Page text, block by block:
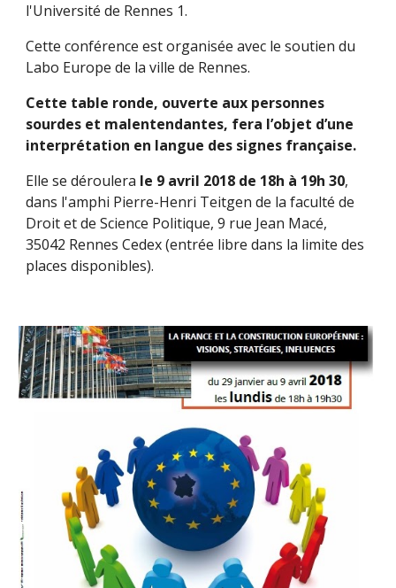
l'Université de Rennes 1.
Cette conférence est organisée avec le soutien du
Labo Europe de la ville de Rennes.
Cette table ronde, ouverte aux personnes
sourdes et malentendantes, fera l’objet d’une
interprétation en langue des signes française.
Elle se déroulera le 9 avril 2018 de 18h à 19h 30,
dans l'amphi Pierre-Henri Teitgen de la faculté de
Droit et de Science Politique, 9 rue Jean Macé,
35042 Rennes Cedex (entrée libre dans la limite des
places disponibles).